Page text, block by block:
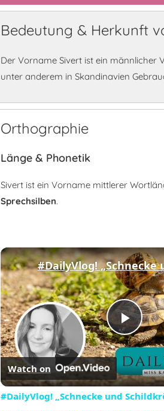
Bedeutung & Herkunft
Der Vorname Sivert ist ein
unter anderem in Skandinavien
Orthographie
Länge & Phonetik
Sivert ist ein Vorname mittlerer
Sprechsilben.
Play
Watch on
#DailyVlog! „Schnecke und